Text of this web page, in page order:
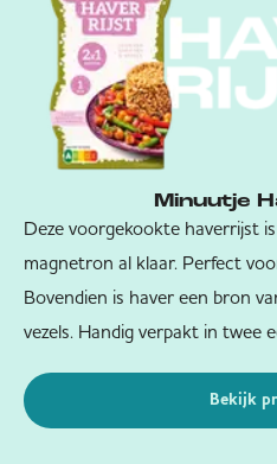
Minuutje
Deze voorgekookte haverrijst
magnetron al klaar. Perfect
Bovendien is haver een bron
vezels. Handig verpakt in twee
Bekijk